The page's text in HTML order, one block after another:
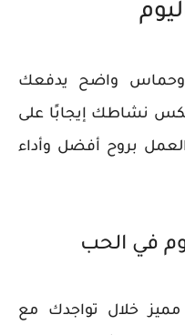
وحماس واضح يدفعك
نشاطك إيجابًا على
بروح أفضل وأداء
في الحب
خلال تواجدك مع